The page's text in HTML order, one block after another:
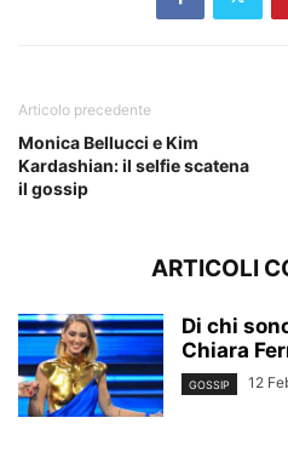
Articolo precedente
Monica Bellucci e Kim
Kardashian: il selfie scatena
il gossip
ARTICOLI
Di chi
Chiara
GOSSIP 12